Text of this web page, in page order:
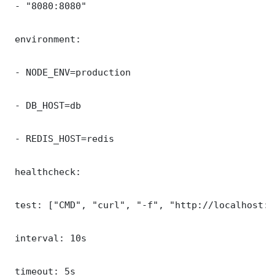
- "8080:8080"
environment:
- NODE_ENV=production
- DB_HOST=db
- REDIS_HOST=redis
healthcheck:
test: ["CMD", "curl", "-f", "http://
interval: 10s
timeout: 5s